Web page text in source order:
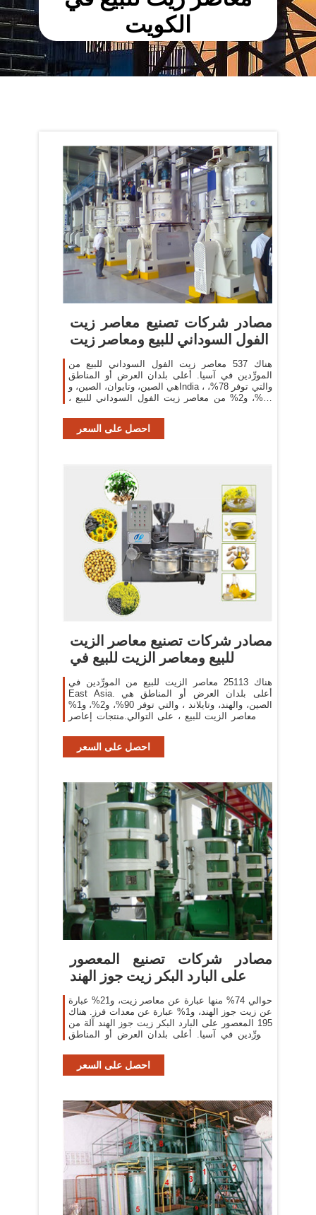
الكويت
مصادر شركات تصنيع معاصر زيت
الفول السوداني للبيع ومعاصر زيت
هناك 537 معاصر زيت الفول السوداني للبيع من
المورِّدين في آسيا. أعلى بلدان العرض أو المناطق
هي الصين، وتايوان، الصين، وIndia ، والتي توفر 78%،
و2%، و2% من معاصر زيت الفول السوداني للبيع ،
احصل على السعر
مصادر شركات تصنيع معاصر الزيت
للبيع ومعاصر الزيت للبيع في
هناك 25113 معاصر الزيت للبيع من المورِّدين في
East Asia. أعلى بلدان العرض أو المناطق هي
الصين، والهند، وتايلاند ، والتي توفر 90%، و2%، و1%
من معاصر الزيت للبيع ، على التوالي.منتجات إعاصر
احصل على السعر
مصادر شركات تصنيع المعصور
على البارد البكر زيت جوز الهند
حوالي 74% منها عبارة عن معاصر زيت، و21% عبارة
عن زيت جوز الهند، و1% عبارة عن معدات فرز. هناك
195 المعصور على البارد البكر زيت جوز الهند آلة من
المورِّدين في آسيا. أعلى بلدان العرض أو المناطق
احصل على السعر